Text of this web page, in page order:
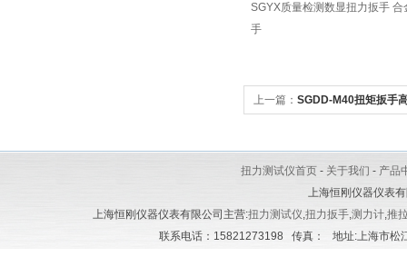
SGYX质量检测数显扭力扳手 合
手
上一篇： SGDD-M40扭矩扳手
扭力测试仪首页 - 关于我们 - 产品
上海恒刚仪器仪表
上海恒刚仪器仪表有限公司主营:扭力测试仪,扭力扳手,测力计,推
联系电话：15821273198 传真： 地址:上海市